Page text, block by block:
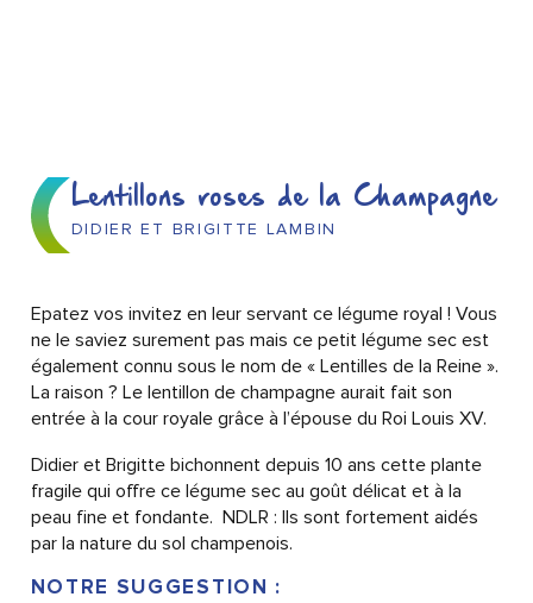
Lentillons roses de la Champagne
DIDIER ET BRIGITTE LAMBIN
Epatez vos invitez en leur servant ce légume royal ! Vous
ne le saviez surement pas mais ce petit légume sec est
également connu sous le nom de « Lentilles de la Reine ».
La raison ? Le lentillon de champagne aurait fait son
entrée à la cour royale grâce à l’épouse du Roi Louis XV.
Didier et Brigitte bichonnent depuis 10 ans cette plante
fragile qui offre ce légume sec au goût délicat et à la
peau fine et fondante. NDLR : Ils sont fortement aidés
par la nature du sol champenois.
NOTRE SUGGESTION :